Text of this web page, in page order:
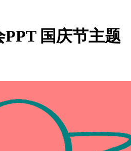
PPT 国庆节主题